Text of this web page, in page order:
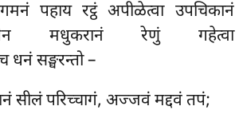
पहाय रट्ठं अपीळेत्वा उपचिकानं
मधुकरानं रेणुं गहेत्वा
सङ्घरन्तो –
सीलं परिच्चागं, अज्जवं मद्दवं तपं;